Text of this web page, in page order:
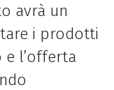
avrà un
i prodotti
l’offerta